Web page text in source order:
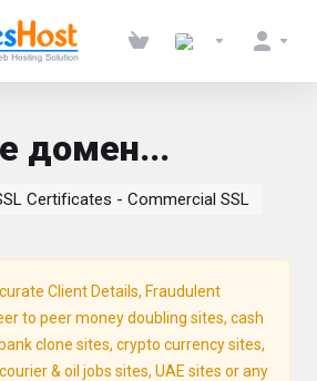
домен...
Certificates - Commercial SSL
Client Details, Fraudulent
to peer money doubling sites, cash
clone sites, crypto currency sites,
& oil jobs sites, UAE sites or any